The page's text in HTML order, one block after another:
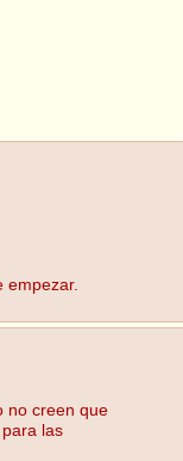
empezar.
no creen que
las